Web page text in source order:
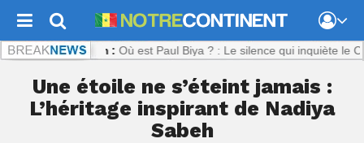
: Où est Paul Biya ? : Le silence qui inquiète le
Une étoile ne s’éteint jamais :
L’héritage inspirant de Nadiya
Sabeh